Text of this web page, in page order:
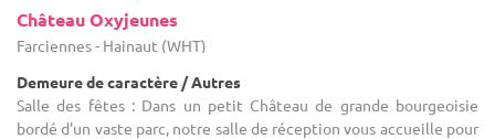
Château Oxyjeunes
Farciennes - Hainaut (WHT)
Demeure de caractère / Autres
Salle des fêtes : Dans un petit Château de grande bourgeoisie
bordé d’un vaste parc, notre salle de réception vous accueille pour